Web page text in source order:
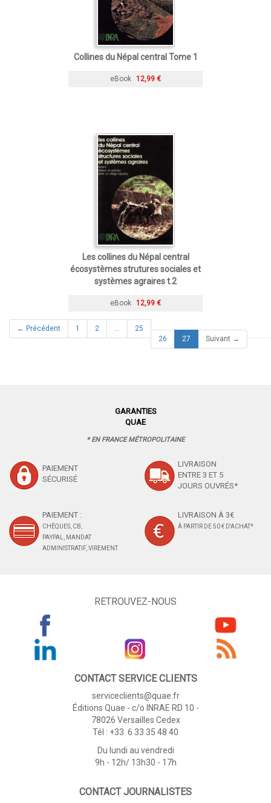
Collines du Népal central Tome 1
eBook 12,99 €
Les collines du Népal central
écosystèmes strutures sociales et
systèmes agraires t.2
eBook 12,99 €
← Précédent 1 2 …
25
26
27 (current)Suivant →
GARANTIES
QUAE
* EN FRANCE MÉTROPOLITAINE
PAIEMENT
SÉCURISÉ
LIVRAISON
ENTRE 3 ET 5
JOURS OUVRÉS*
PAIEMENT :
CHÈQUES, CB,
PAYPAL, MANDAT
ADMINISTRATIF, VIREMENT
LIVRAISON À 3€
À PARTIR DE 50 € D'ACHAT*
RETROUVEZ-NOUS
CONTACT SERVICE CLIENTS
serviceclients@quae.fr
Éditions Quae - c/o INRAE RD 10 -
78026 Versailles Cedex
Tél : +33 6 33 35 48 40
Du lundi au vendredi
9h - 12h/ 13h30 - 17h
CONTACT JOURNALISTES